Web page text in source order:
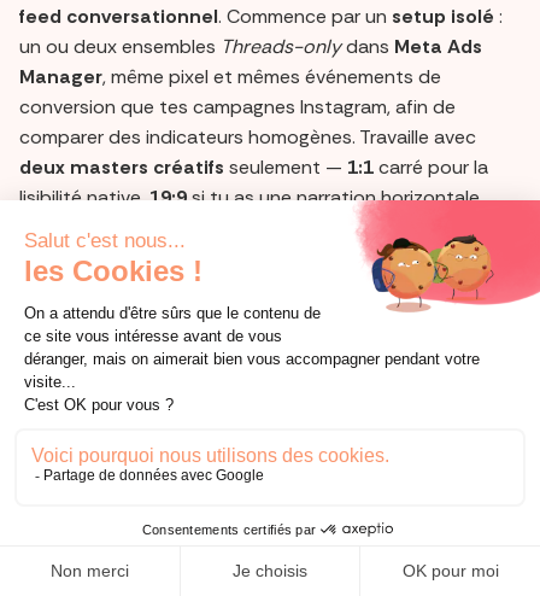
feed conversationnel. Commence par un setup isolé :
un ou deux ensembles Threads-onlydans Meta Ads
Manager, même pixel et mêmes événements de
conversion que tes campagnes Instagram, afin de
comparer des indicateurs homogènes. Travaille avec
deux masters créatifs seulement — 1:1carré pour la
lisibilité native,19:9si tu as une narration horizontale
(comparatif, démo “sur table”) — et écris tes accroches
comme de vrais
posts
(phrase-problème, prise de
position, promesse claire), pas comme des slogans.
L’objectif de ces 30 jours est modeste et précis :
stabiliser le CTR, ramener un
soutenable et vérifier
qu’une partie du trafic
(ou assiste la conversion) lorsque la
Surveille trois points chaque semaine : 1)arrêt de scroll
adéquation texte↔visuel(taux d’interaction et clics),
cohérence promesse↔LP(CVR et coût par résultat
Threads). Si la performance